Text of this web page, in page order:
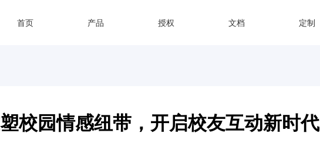
首页 产品 授权 文档 定制
校园情感纽带，开启校友互动新时代